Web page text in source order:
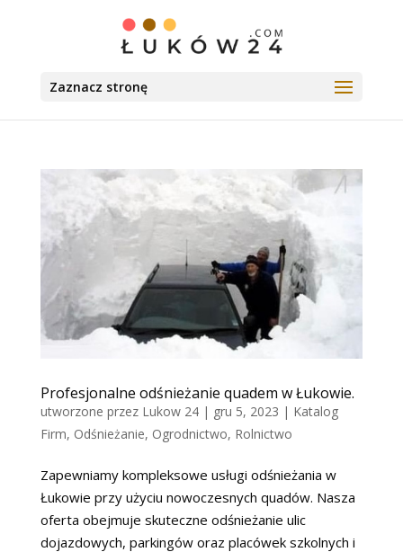
Zaznacz stronę
Profesjonalne odśnieżanie quadem w Łukowie.
utworzone przez Lukow 24| gru 5, 2023 | Katalog
Firm, Odśnieżanie, Ogrodnictwo, Rolnictwo
Zapewniamy kompleksowe usługi odśnieżania w
Łukowie przy użyciu nowoczesnych quadów. Nasza
oferta obejmuje skuteczne odśnieżanie ulic
dojazdowych, parkingów oraz placówek szkolnych i